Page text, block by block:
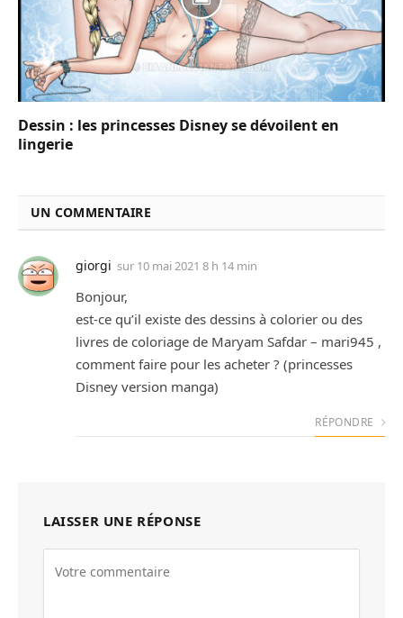
Dessin : les princesses Disney se dévoilent en
lingerie
UN COMMENTAIRE
giorgi sur 10 mai 2021 8 h 14 min
Bonjour,
est-ce qu’il existe des dessins à colorier ou des
livres de coloriage de Maryam Safdar – mari945 ,
comment faire pour les acheter ? (princesses
Disney version manga)
RÉPONDRE
LAISSER UNE RÉPONSE